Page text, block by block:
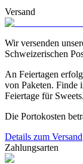
Versand
Wir versenden
Schweizerischen
An Feiertagen
von Paketen. Finde
Feiertage für
Die Portokosten
Details zum Versand
Zahlungsarten